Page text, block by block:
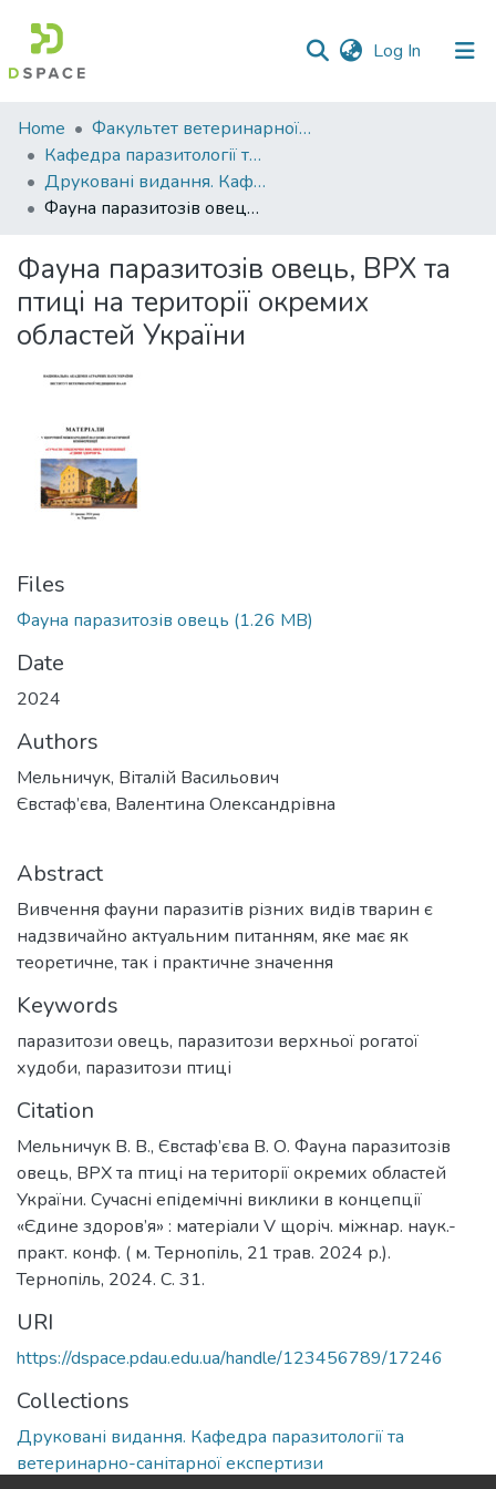
Log In (current)
Communities
&
Collections
All of DSpace
Statistics
Home
Факультет ветеринарної медицини
Кафедра паразитології та ветеринарно-санітарної експертизи
Друковані видання. Кафедра паразитології та ветеринарно-санітарної експертизи
Фауна паразитозів овець, ВРХ та птиці на території окремих областей України
Фауна паразитозів овець, ВРХ та
птиці на території окремих
областей України
Files
Фауна паразитозів овець (1.26 MB)
Date
2024
Authors
Мельничук, Віталій Васильович
Євстаф’єва, Валентина Олександрівна
Abstract
Вивчення фауни паразитів різних видів тварин є
надзвичайно актуальним питанням, яке має як
теоретичне, так і практичне значення
Keywords
паразитози овець, паразитози верхньої рогатої
худоби, паразитози птиці
Citation
Мельничук В. В., Євстаф’єва В. О. Фауна паразитозів
овець, ВРХ та птиці на території окремих областей
України. Сучасні епідемічні виклики в концепції
«Єдине здоров’я» : матеріали V щоріч. міжнар. наук.-
практ. конф. ( м. Тернопіль, 21 трав. 2024 р.).
Тернопіль, 2024. С. 31.
URI
https://dspace.pdau.edu.ua/handle/123456789/17246
Collections
Друковані видання. Кафедра паразитології та
ветеринарно-санітарної експертизи